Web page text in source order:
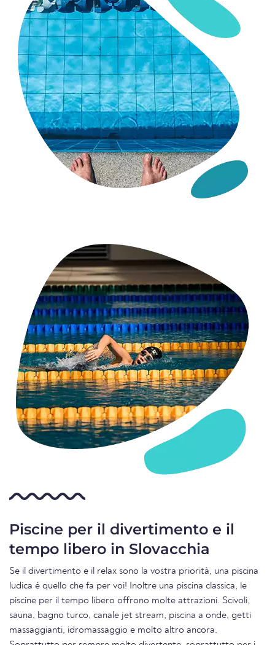
Piscine per il divertimento e il
tempo libero in Slovacchia
Se il divertimento e il relax sono la vostra priorità, una piscina
ludica è quello che fa per voi! Inoltre una piscina classica, le
piscine per il tempo libero offrono molte attrazioni. Scivoli,
sauna, bagno turco, canale jet stream, piscina a onde, getti
massaggianti, idromassaggio e molto altro ancora.